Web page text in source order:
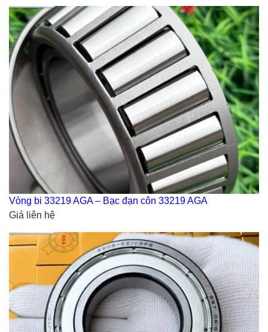
Vòng bi 33219 AGA – Bạc đạn côn 33219 AGA
Giá liên hệ